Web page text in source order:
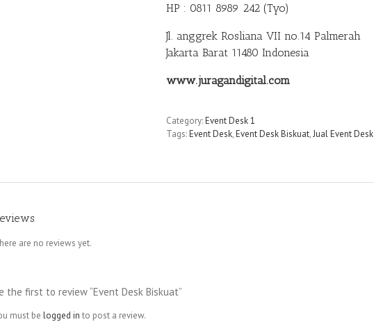
HP : 0811 8989 242 (Tyo)
Jl. anggrek Rosliana VII no.14 Palmerah
Jakarta Barat 11480 Indonesia
www.juragandigital.com
Category:Event Desk 1
Tags:Event Desk,Event Desk Biskuat,Jual Event Desk
are no reviews yet.
the first to review “Event Desk Biskuat”
must be logged in to post a review.